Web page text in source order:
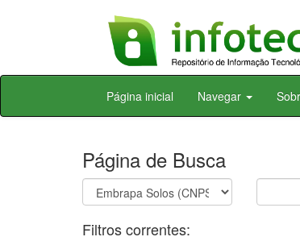
Skip
Página inicial Navegar
Página de Busca
Filtros correntes: